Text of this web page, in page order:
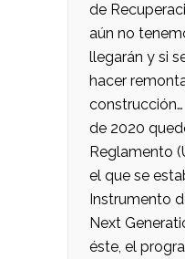
de
aún no
llegarán y si
hacer
de 2020
Reglamento
el que se
Instrumento
Next
éste, el